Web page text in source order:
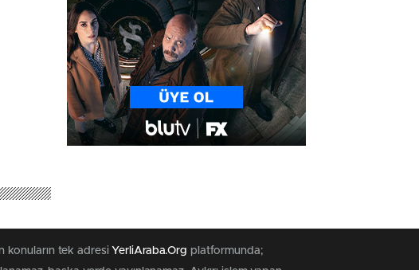
konuların tek adresi YerliAraba.Org platformunda;